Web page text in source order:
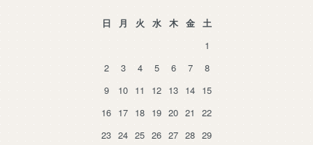
日 月 火 水 木 金
土
1
2
3 4 5 6 7
8
9
10 11 12 13 14 15
16 17 18 19 20 21
22
23 24 25 26 27 28 29